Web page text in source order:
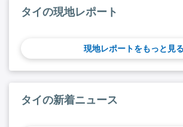
タイの現地レポート
現地レポートをもっと見る
タイの新着ニュース